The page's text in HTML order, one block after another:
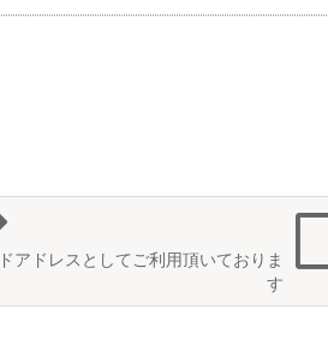
アドレスとしてご利用頂いておりま
す